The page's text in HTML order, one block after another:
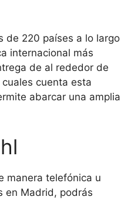
de 220 países a lo largo
internacional más
de al rededor de
cuenta esta
abarcar una amplia
manera telefónica u
en Madrid, podrás